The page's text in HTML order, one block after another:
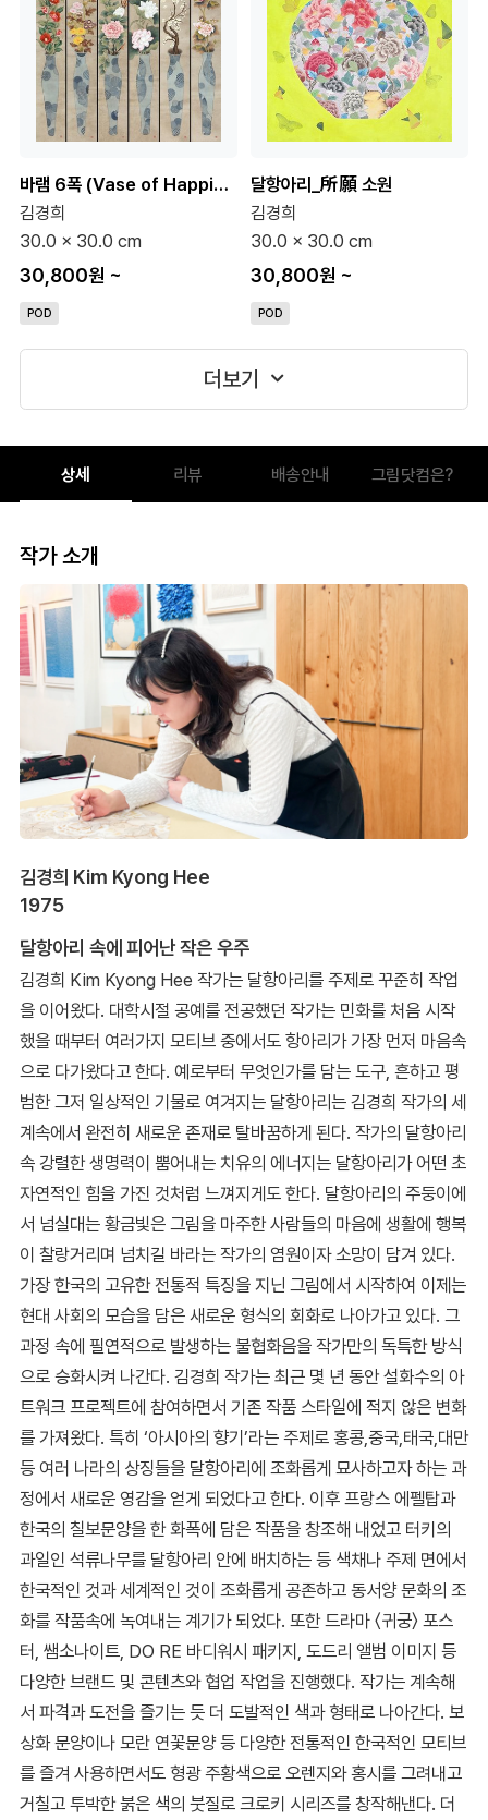
바램 6폭 (Vase of Happiness)
김경희
30.0 x 30.0 cm
30,800원 ~
POD
달항아리_所願 소원
김경희
30.0 x 30.0 cm
30,800원 ~
POD
더보기
상세 리뷰 배송안내 그림닷컴은?
작가 소개
김경희 Kim Kyong Hee
1975
달항아리 속에 피어난 작은 우주
김경희 Kim Kyong Hee 작가는 달항아리를 주제로 꾸준히 작업
을 이어왔다. 대학시절 공예를 전공했던 작가는 민화를 처음 시작
했을 때부터 여러가지 모티브 중에서도 항아리가 가장 먼저 마음속
으로 다가왔다고 한다. 예로부터 무엇인가를 담는 도구, 흔하고 평
범한 그저 일상적인 기물로 여겨지는 달항아리는 김경희 작가의 세
계속에서 완전히 새로운 존재로 탈바꿈하게 된다. 작가의 달항아리
속 강렬한 생명력이 뿜어내는 치유의 에너지는 달항아리가 어떤 초
자연적인 힘을 가진 것처럼 느껴지게도 한다. 달항아리의 주둥이에
서 넘실대는 황금빛은 그림을 마주한 사람들의 마음에 생활에 행복
이 찰랑거리며 넘치길 바라는 작가의 염원이자 소망이 담겨 있다.
가장 한국의 고유한 전통적 특징을 지닌 그림에서 시작하여 이제는
현대 사회의 모습을 담은 새로운 형식의 회화로 나아가고 있다. 그
과정 속에 필연적으로 발생하는 불협화음을 작가만의 독특한 방식
으로 승화시켜 나간다. 김경희 작가는 최근 몇 년 동안 설화수의 아
트워크 프로젝트에 참여하면서 기존 작품 스타일에 적지 않은 변화
를 가져왔다. 특히 ‘아시아의 향기’라는 주제로 홍콩,중국,태국,대만
등 여러 나라의 상징들을 달항아리에 조화롭게 묘사하고자 하는 과
정에서 새로운 영감을 얻게 되었다고 한다. 이후 프랑스 에펠탑과
한국의 칠보문양을 한 화폭에 담은 작품을 창조해 내었고 터키의
과일인 석류나무를 달항아리 안에 배치하는 등 색채나 주제 면에서
한국적인 것과 세계적인 것이 조화롭게 공존하고 동서양 문화의 조
화를 작품속에 녹여내는 계기가 되었다. 또한 드라마 〈귀궁〉 포스
터, 쌤소나이트, DO RE 바디워시 패키지, 도드리 앨범 이미지 등
다양한 브랜드 및 콘텐츠와 협업 작업을 진행했다. 작가는 계속해
서 파격과 도전을 즐기는 듯 더 도발적인 색과 형태로 나아간다. 보
상화 문양이나 모란 연꽃문양 등 다양한 전통적인 한국적인 모티브
를 즐겨 사용하면서도 형광 주황색으로 오렌지와 홍시를 그려내고
거칠고 투박한 붉은 색의 붓질로 크로키 시리즈를 창작해낸다. 더